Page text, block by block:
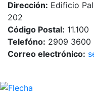
Dirección: Edificio
202
Código Postal: 11.100
Telefóno: 2909 3600
Correo electrónico: